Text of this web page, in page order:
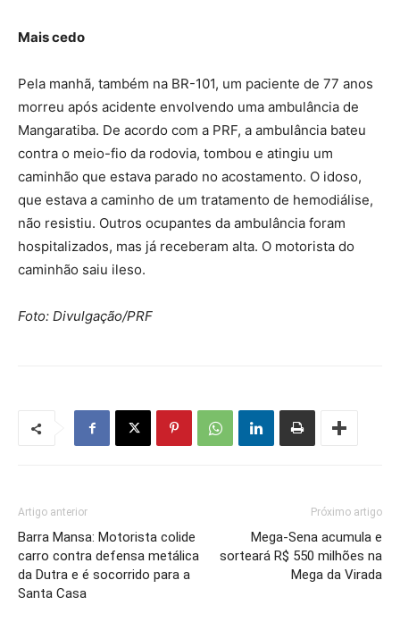
Mais cedo
Pela manhã, também na BR-101, um paciente de 77 anos
morreu após acidente envolvendo uma ambulância de
Mangaratiba. De acordo com a PRF, a ambulância bateu
contra o meio-fio da rodovia, tombou e atingiu um
caminhão que estava parado no acostamento. O idoso,
que estava a caminho de um tratamento de hemodiálise,
não resistiu. Outros ocupantes da ambulância foram
hospitalizados, mas já receberam alta. O motorista do
caminhão saiu ileso.
Foto: Divulgação/PRF
Artigo anterior
Barra Mansa: Motorista colide
carro contra defensa metálica
da Dutra e é socorrido para a
Santa Casa
Próximo artigo
Mega-Sena acumula e
sorteará R$ 550 milhões na
Mega da Virada